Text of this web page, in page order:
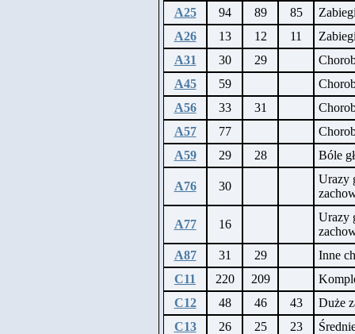
A25
94 89 85
A26
13 12 11
A31
30 29
A45
59
A56
33 31
A57
77
A59
29 28 Bóle
A76 30
Urazy
A77 16
Urazy
A87
31 29
Inne
C11
220 209
C12
48 46 43
Duże
C13
26 25 23